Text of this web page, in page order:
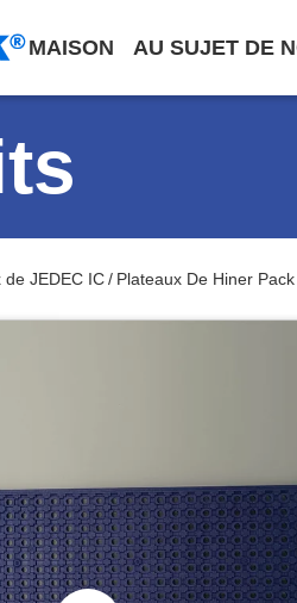
MAISON AU SUJET DE
de JEDEC IC/ Plateaux De Hiner